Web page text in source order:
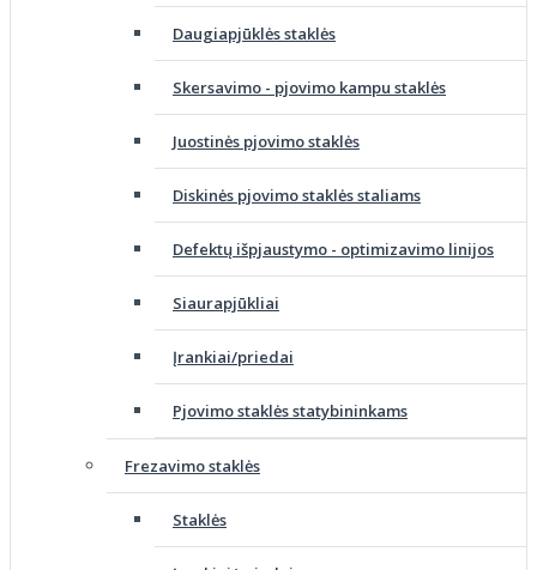
Daugiapjūklės staklės
Skersavimo - pjovimo kampu staklės
Juostinės pjovimo staklės
Diskinės pjovimo staklės staliams
Defektų išpjaustymo - optimizavimo linijos
Siaurapjūkliai
Įrankiai/priedai
Pjovimo staklės statybininkams
Frezavimo staklės
Staklės